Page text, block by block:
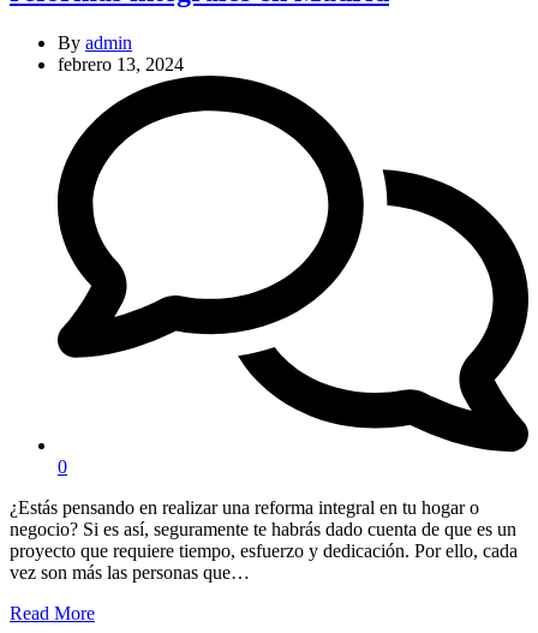
By admin
febrero 13, 2024
0
¿Estás pensando en realizar una reforma integral en tu hogar o
negocio? Si es así, seguramente te habrás dado cuenta de que es un
proyecto que requiere tiempo, esfuerzo y dedicación. Por ello, cada
vez son más las personas que…
Read More